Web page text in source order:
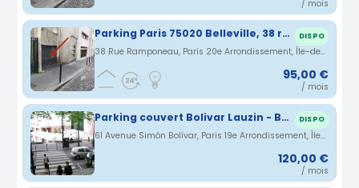
/ mois
Parking Paris 75020 Belleville, 38 rue Ramponeau DISPO
38 Rue Ramponeau, Paris 20e Arrondissement, Île-de-France, France · 2.56 km
95,00 €
/ mois
Parking couvert Bolivar Lauzin - Belleville Buttes Chaumont DISPO
61 Avenue Simón Bolívar, Paris 19e Arrondissement, Île-de-France, France · 2.56 km
120,00 €
/ mois